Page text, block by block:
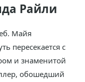
Райли
Майя
пересекается с
и знаменитой
обошедший